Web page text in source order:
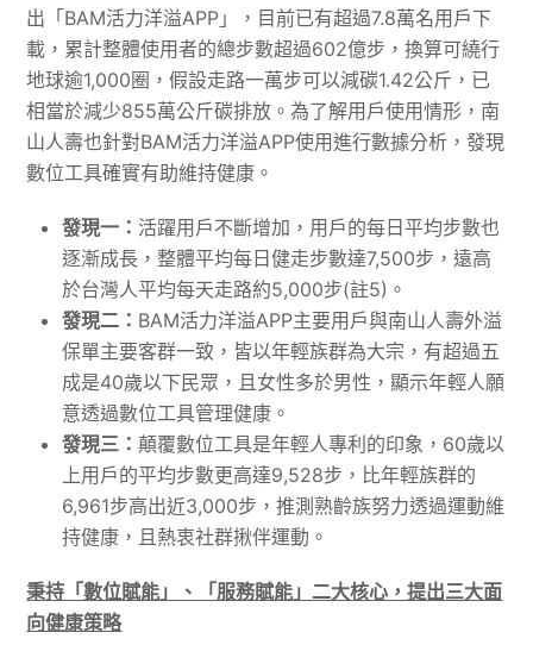
出「BAM活力洋溢APP」，目前已有超過7.8萬名用戶下
載，累計整體使用者的總步數超過602億步，換算可繞行
地球逾1,000圈，假設走路一萬步可以減碳1.42公斤，已
相當於減少855萬公斤碳排放。為了解用戶使用情形，南
山人壽也針對BAM活力洋溢APP使用進行數據分析，發現
數位工具確實有助維持健康。
發現一： 活躍用戶不斷增加，用戶的每日平均步數也
逐漸成長，整體平均每日健走步數達7,500步，遠高
於台灣人平均每天走路約5,000步(註5)。
發現二： BAM活力洋溢APP主要用戶與南山人壽外溢
保單主要客群一致，皆以年輕族群為大宗，有超過五
成是40歲以下民眾，且女性多於男性，顯示年輕人願
意透過數位工具管理健康。
發現三：顛覆數位工具是年輕人專利的印象，60歲以
上用戶的平均步數更高達9,528步，比年輕族群的
6,961步高出近3,000步，推測熟齡族努力透過運動維
持健康，且熱衷社群揪伴運動。
秉持「數位賦能」、「服務賦能」二大核心，提出三大面
向健康策略